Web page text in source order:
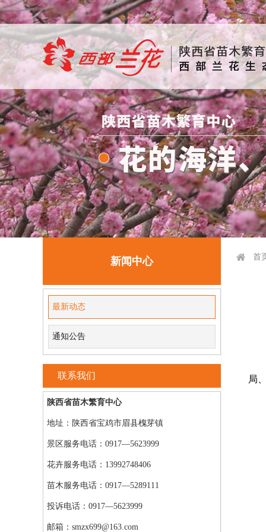
新闻中心
最新动态
通知公告
联系我们
陕西省苗木繁育中心
地址：陕西省宝鸡市眉县槐芽镇
景区服务电话：0917—5623999
花卉服务电话：13992748406
苗木服务电话：0917—5289111
投诉电话：0917—5623999
邮箱：smzx699@163.com
首
局